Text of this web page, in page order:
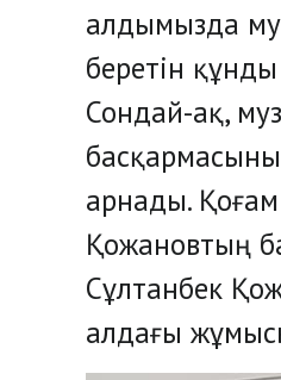
алдымызда
беретін
Сондай-ақ,
арнады. Қоғам
Қожановтың
Сұлтанбек
алдағы